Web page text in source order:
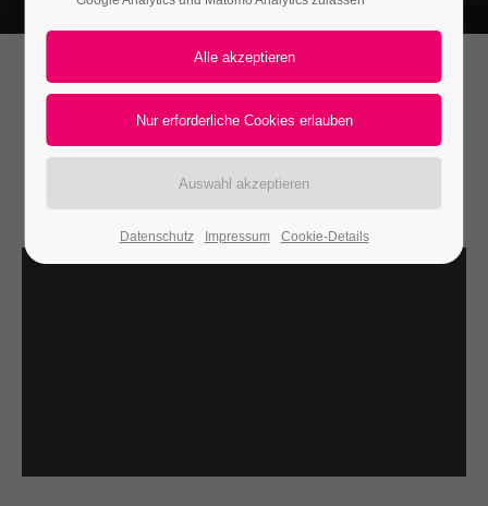
Best Web Development in Berlin
Updated 10.07.2022
Datenschutz Impressum Cookie-Details